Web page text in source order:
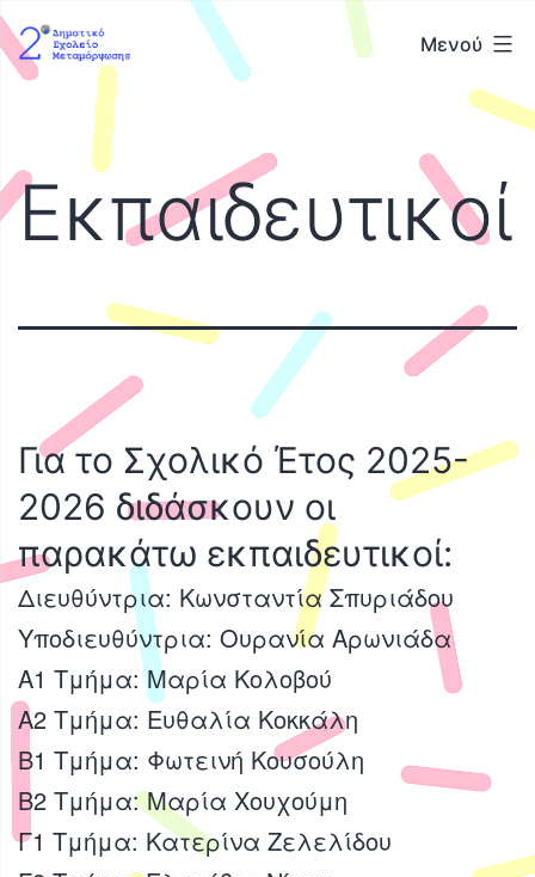
Μετάβαση
σε
περιεχόμενο
2ο
Δημοτικό
Σχολείο
Μεταμόρφωσης
Μενού
Εκπαιδευτικοί
Για το Σχολικό Έτος 2025-
2026 διδάσκουν οι
παρακάτω εκπαιδευτικοί:
Διευθύντρια: Κωνσταντία Σπυριάδου
Υποδιευθύντρια: Ουρανία Αρωνιάδα
Α1 Τμήμα: Μαρία Κολοβού
Α2 Τμήμα: Ευθαλία Κοκκάλη
Β1 Τμήμα: Φωτεινή Κουσούλη
Β2 Τμήμα: Μαρία Χουχούμη
Γ1 Τμήμα: Κατερίνα Ζελελίδου